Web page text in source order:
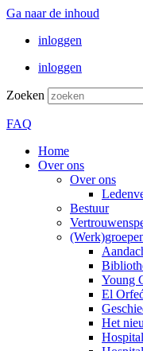
Ga naar de inhoud
inloggen
inloggen
Zoeken
FAQ
Home
Over ons
Over ons
Bestuur
Young
El
Het